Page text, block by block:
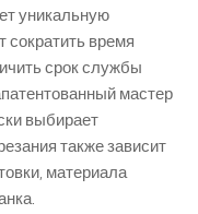
уникальную
сократить время
срок службы
мастер
выбирает
также зависит
материала